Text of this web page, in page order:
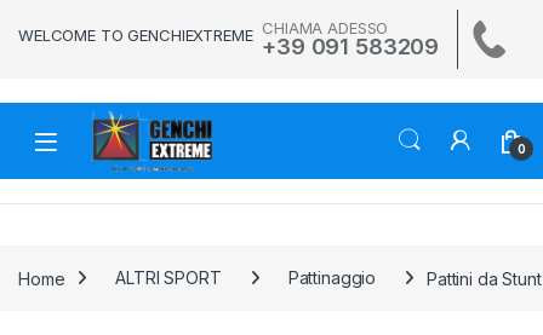
WELCOME TO GENCHIEXTREME CHIAMA ADESSO
+39 091 583209
0
Home ALTRI SPORT Pattinaggio Pattini da Stunt